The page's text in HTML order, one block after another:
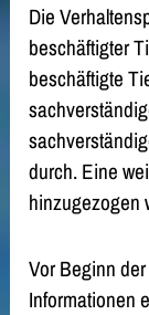
Die
beschäftigter
beschäftigte
sa
durch. Eine
hinzugezogen
Vor Beginn
Informationen